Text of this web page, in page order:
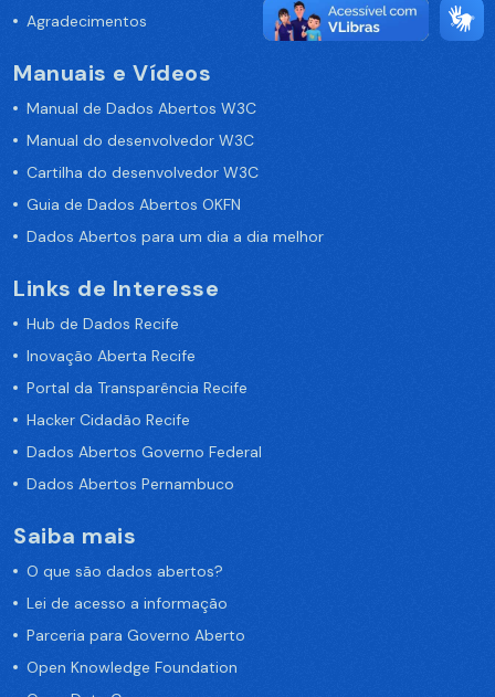
Agradecimentos
Manuais e Vídeos
Manual de Dados Abertos W3C
Manual do desenvolvedor W3C
Cartilha do desenvolvedor W3C
Guia de Dados Abertos OKFN
Dados Abertos para um dia a dia melhor
Links de Interesse
Hub de Dados Recife
Inovação Aberta Recife
Portal da Transparência Recife
Hacker Cidadão Recife
Dados Abertos Governo Federal
Dados Abertos Pernambuco
Saiba mais
O que são dados abertos?
Lei de acesso a informação
Parceria para Governo Aberto
Open Knowledge Foundation